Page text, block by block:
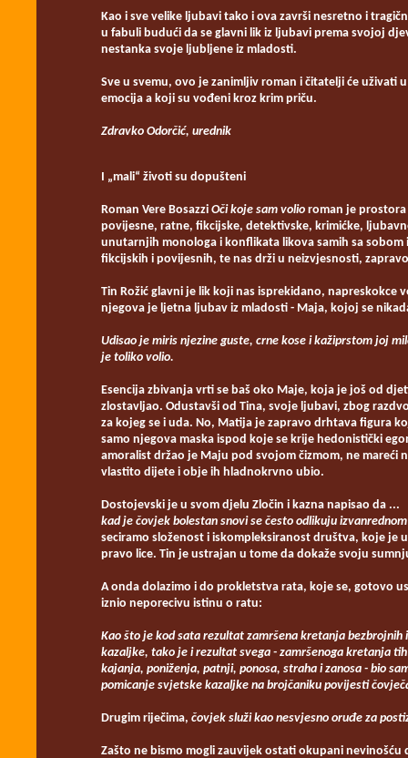
Kao i sve velike ljubavi tako i ova završi nesretno i
u fabuli budući da se glavni lik iz ljubavi prema svojoj
nestanka svoje ljubljene iz mladosti.
Sve u svemu, ovo je zanimljiv roman i čitatelji će
emocija a koji su vođeni kroz krim priču.
Zdravko Odorčić, urednik
I „mali“ životi su dopušteni
Roman Vere Bosazzi Oči koje sam volio roman je
povijesne, ratne, fikcijske, detektivske, krimićke,
unutarnjih monologa i konflikata likova samih sa
fikcijskih i povijesnih, te nas drži u neizvjesnosti,
Tin Rožić glavni je lik koji nas isprekidano, napreskokce
njegova je ljetna ljubav iz mladosti - Maja, kojoj se
Udisao je miris njezine guste, crne kose i kažiprstom joj
je toliko volio.
Esencija zbivanja vrti se baš oko Maje, koja je još od
zlostavljao. Odustavši od Tina, svoje ljubavi, zbog
za kojeg se i uda. No, Matija je zapravo drhtava figura
samo njegova maska ispod koje se krije hedonistički
amoralist držao je Maju pod svojom čizmom, ne
vlastito dijete i obje ih hladnokrvno ubio.
Dostojevski je u svom djelu Zločin i kazna napisao da ...
kadje čovjek bolestan snovi se često odlikuju
seciramo složenost i iskompleksiranost društva, koje je
pravo lice. Tin je ustrajan u tome da dokaže svoju
A onda dolazimo i do prokletstva rata, koje se, gotovo
iznio neporecivu istinu o ratu:
Kao što je kod sata rezultat zamršena kretanja
kazaljke, tako je i rezultat svega - zamršenoga kretanja
kajanja, poniženja, patnji, ponosa, straha i zanosa - bio
pomicanje svjetske kazaljke na brojčaniku povijesti
Drugim riječima, čovjek služi kao nesvjesno oruđe za
Zašto ne bismo mogli zauvijek ostati okupani